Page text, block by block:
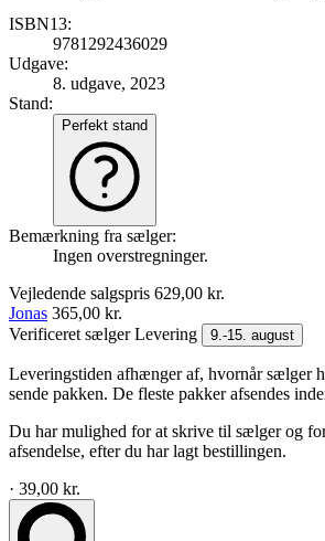
ISBN13:
9781292436029
Udgave:
8. udgave, 2023
Stand:
Perfekt stand
Bemærkning fra sælger:
Ingen overstregninger.
Vejledende salgspris 629,00 kr.
Jonas 365,00 kr.
Verificeret sælgerLevering 9.-15. august
Leveringstiden afhænger af, hvornår sælger
sende pakken. De fleste pakker afsendes
Du har mulighed for at skrive til sælger og
afsendelse, efter du har lagt bestillingen.
· 39,00 kr.